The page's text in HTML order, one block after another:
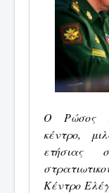
Ο Ρώσος
κέντρο,
ετήσιας
Κέντρο